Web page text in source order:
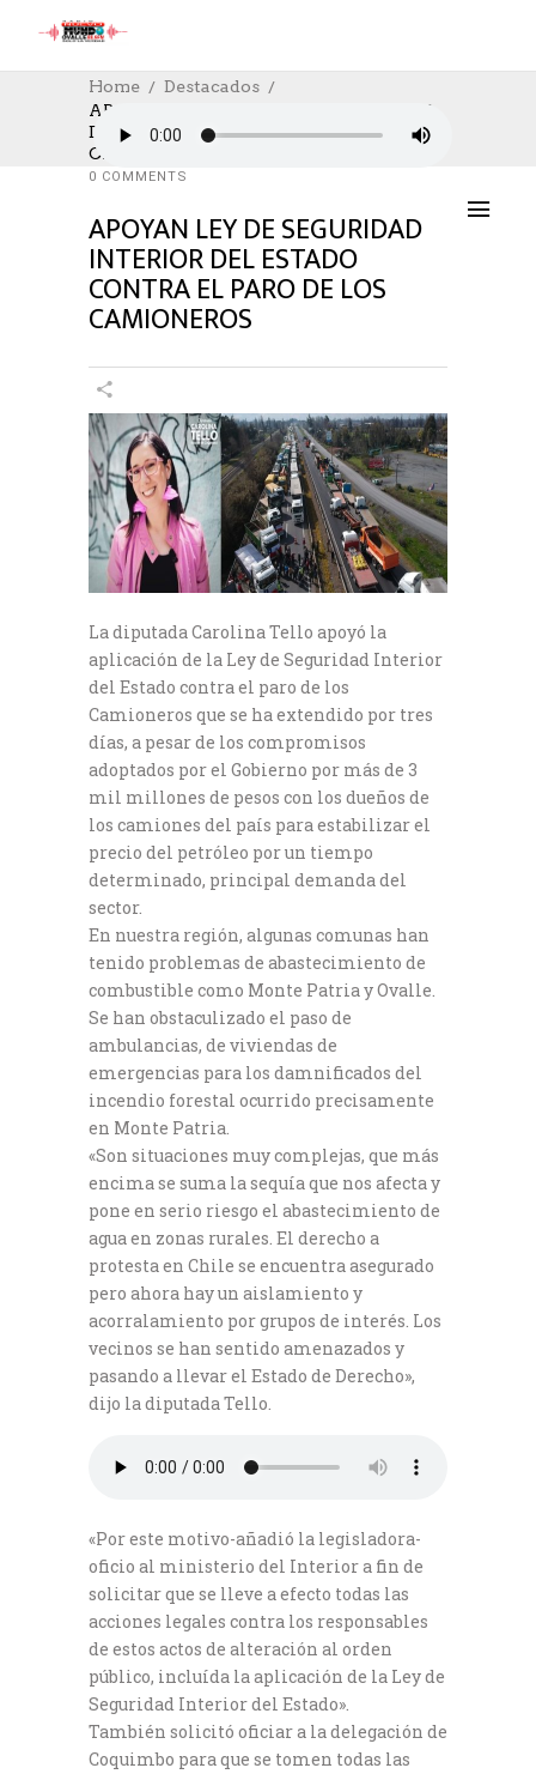
Home
Destacados
APOYAN LEY DE SEGURIDAD INTERIOR
DEL ESTADO CONTRA EL PARO DE LOS
CAMIONEROS
DESTACADOS SOCIAL,SOCIAL
24/11/2022
AUTHOR: HECTOR
0 COMMENTS
APOYAN LEY DE SEGURIDAD
INTERIOR DEL ESTADO
CONTRA EL PARO DE LOS
CAMIONEROS
La diputada Carolina Tello apoyó la
aplicación de la Ley de Seguridad Interior
del Estado contra el paro de los
Camioneros que se ha extendido por tres
días, a pesar de los compromisos
adoptados por el Gobierno por más de 3
mil millones de pesos con los dueños de
los camiones del país para estabilizar el
precio del petróleo por un tiempo
determinado, principal demanda del
sector.
En nuestra región, algunas comunas han
tenido problemas de abastecimiento de
combustible como Monte Patria y Ovalle.
Se han obstaculizado el paso de
ambulancias, de viviendas de
emergencias para los damnificados del
incendio forestal ocurrido precisamente
en Monte Patria.
«Son situaciones muy complejas, que más
encima se suma la sequía que nos afecta y
pone en serio riesgo el abastecimiento de
agua en zonas rurales. El derecho a
protesta en Chile se encuentra asegurado
pero ahora hay un aislamiento y
acorralamiento por grupos de interés. Los
vecinos se han sentido amenazados y
pasando a llevar el Estado de Derecho»,
dijo la diputada Tello.
«Por este motivo-añadió la legisladora-
oficio al ministerio del Interior a fin de
solicitar que se lleve a efecto todas las
acciones legales contra los responsables
de estos actos de alteración al orden
público, incluída la aplicación de la Ley de
Seguridad Interior del Estado».
También solicitó oficiar a la delegación de
Coquimbo para que se tomen todas las